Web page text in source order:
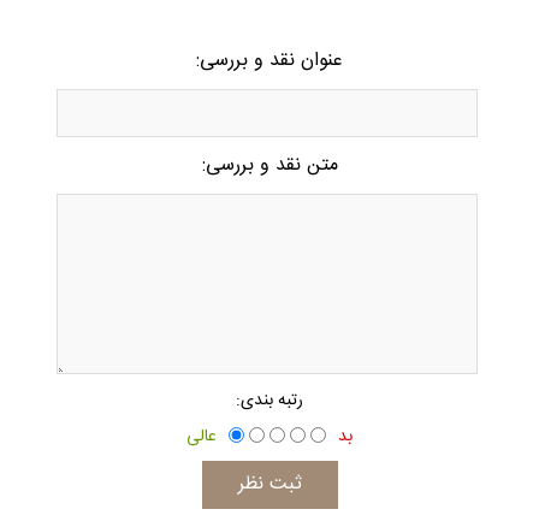
عنوان نقد و بررسی:
متن نقد و بررسی:
رتبه بندی:
بد
عالی